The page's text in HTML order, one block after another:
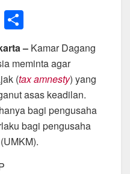
G
m
ail
h
ar
e
– Kamar Dagang
meminta agar
(tax amnesty) yang
asas keadilan.
bagi pengusaha
bagi pengusaha